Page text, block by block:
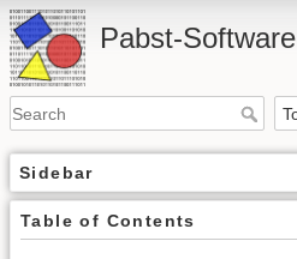
Pabst-Software
Sidebar
Table of Contents